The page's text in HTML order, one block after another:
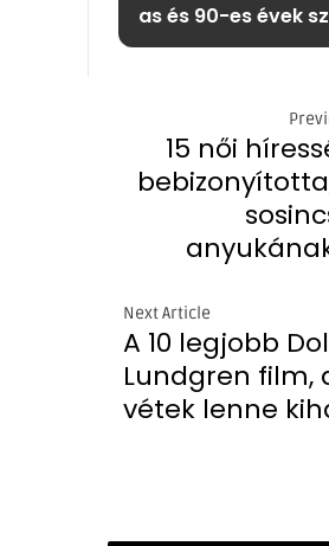
as és 90-es évek
15 női
Next Article
A 10 legjobb
Lundgren film,
vétek lenne